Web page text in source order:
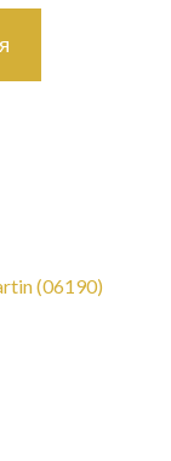
(06190)